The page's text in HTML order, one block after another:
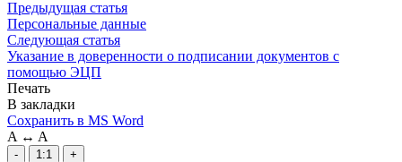
Предыдущая статья
Персональные данные
Следующая статья
Указание в доверенности о подписании документов с
помощью ЭЦП
Печать
В закладки
Сохранить в MS Word
A ↔ A
- 1:1 +